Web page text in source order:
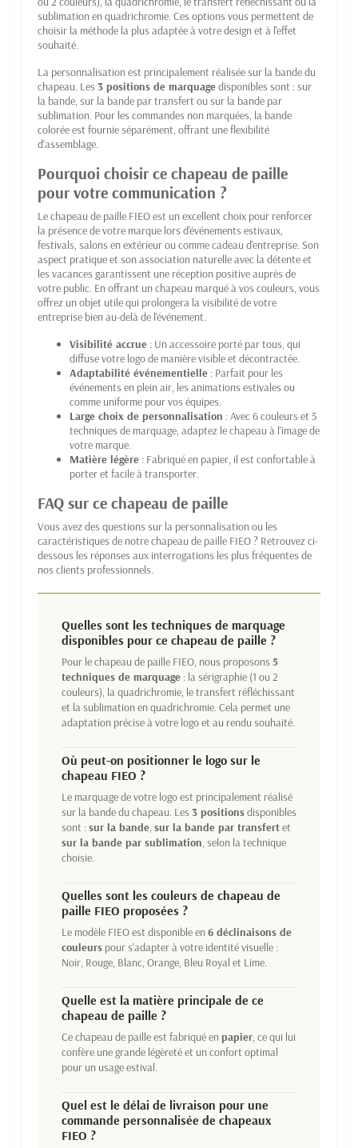
sublimation en quadrichromie. Ces options vous permettent de
choisir la méthode la plus adaptée à votre design et à l'effet
souhaité.
La personnalisation est principalement réalisée sur la bande du
chapeau. Les3 positions de marquagedisponibles sont : sur
la bande, sur la bande par transfert ou sur la bande par
sublimation. Pour les commandes non marquées, la bande
colorée est fournie séparément, offrant une flexibilité
d'assemblage.
Pourquoi choisir ce chapeau de paille
pour votre communication ?
Le chapeau de paille FIEO est un excellent choix pour renforcer
la présence de votre marque lors d'événements estivaux,
festivals, salons en extérieur ou comme cadeau d'entreprise. Son
aspect pratique et son association naturelle avec la détente et
les vacances garantissent une réception positive auprès de
votre public. En offrant un chapeau marqué à vos couleurs, vous
offrez un objet utile qui prolongera la visibilité de votre
entreprise bien au-delà de l'événement.
Visibilité accrue : Un accessoire porté par tous, qui
diffuse votre logo de manière visible et décontractée.
Adaptabilité événementielle : Parfait pour les
événements en plein air, les animations estivales ou
comme uniforme pour vos équipes.
Large choix de personnalisation : Avec 6 couleurs et 5
techniques de marquage, adaptez le chapeau à l'image de
votre marque.
Matière légère : Fabriqué en papier, il est confortable à
porter et facile à transporter.
FAQ sur ce chapeau de paille
Vous avez des questions sur la personnalisation ou les
caractéristiques de notre chapeau de paille FIEO ? Retrouvez ci-
dessous les réponses aux interrogations les plus fréquentes de
nos clients professionnels.
Quelles sont les techniques de marquage
disponibles pour ce chapeau de paille ?
Pour le chapeau de paille FIEO, nous proposons5
techniques de marquage : la sérigraphie (1 ou 2
couleurs), la quadrichromie, le transfert réfléchissant
et la sublimation en quadrichromie. Cela permet une
adaptation précise à votre logo et au rendu souhaité.
Où peut-on positionner le logo sur le
chapeau FIEO ?
Le marquage de votre logo est principalement réalisé
sur la bande du chapeau. Les3 positionsdisponibles
sont :sur la bande sur la bande par transfertet
sur la bande par sublimation , selon la technique
choisie.
Quelles sont les couleurs de chapeau de
paille FIEO proposées ?
Le modèle FIEO est disponible en6 déclinaisons de
couleurs pour s'adapter à votre identité visuelle :
Noir, Rouge, Blanc, Orange, Bleu Royal et Lime.
Quelle est la matière principale de ce
chapeau de paille ?
Ce chapeau de paille est fabriqué enpapier , ce qui lui
confère une grande légèreté et un confort optimal
pour un usage estival.
Quel est le délai de livraison pour une
commande personnalisée de chapeaux
FIEO ?